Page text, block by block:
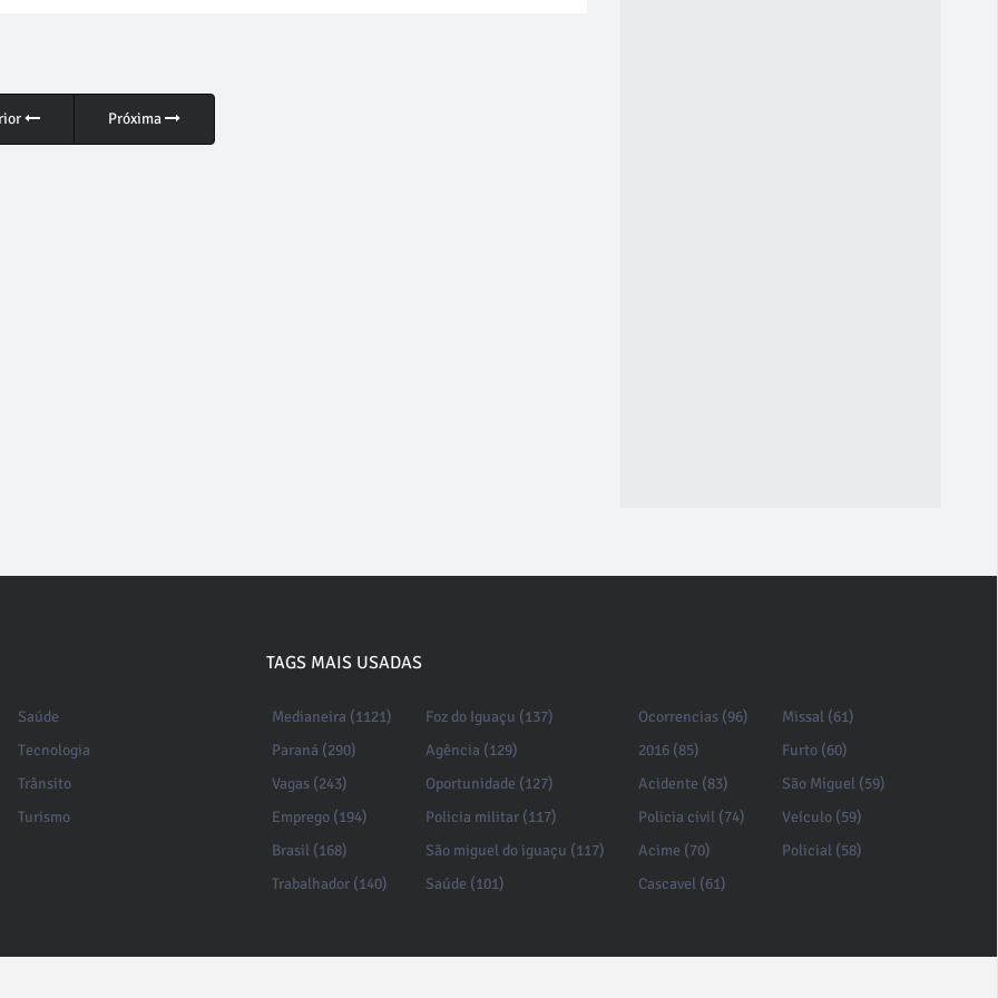
Próxima
Saúde
Tecnologia
Trânsito
Turismo
TAGS MAIS USADAS
Medianeira (1121)
Paraná (290)
Vagas (243)
Emprego (194)
Brasil (168)
Trabalhador (140)
Foz do Iguaçu (137)
Agência (129)
Oportunidade (127)
Policia militar (117)
São miguel do iguaçu (117)
Saúde (101)
Ocorrencias (96)
2016 (85)
Acidente (83)
Policia civil (74)
Acime (70)
Cascavel (61)
Missal (61)
Furto (60)
São Miguel (59)
Veículo (59)
Policial (58)